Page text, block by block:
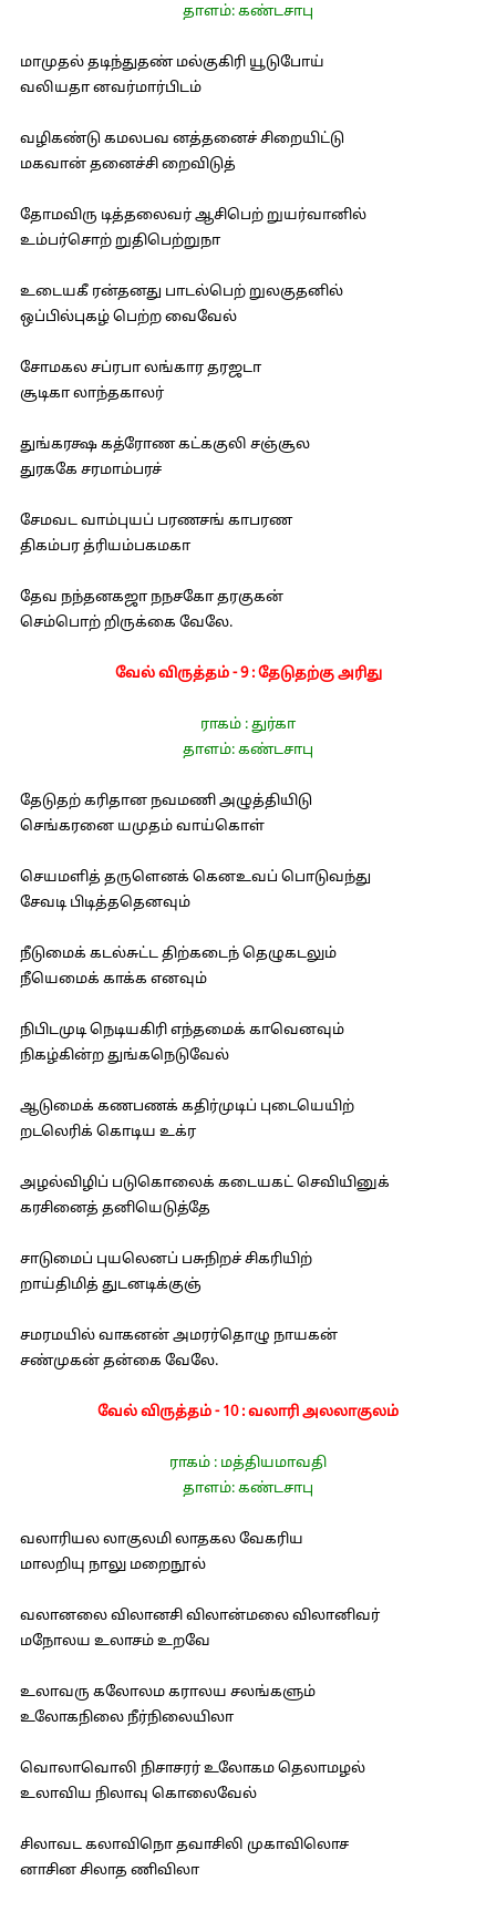
தாளம்: கண்டசாபு
மாமுதல் தடிந்துதண் மல்குகிரி யூடுபோய்
வலியதா னவர்மார்பிடம்
வழிகண்டு கமலபவ னத்தனைச் சிறையிட்டு
மகவான் தனைச்சி றைவிடுத்
தோமவிரு டித்தலைவர் ஆசிபெற் றுயர்வானில்
உம்பர்சொற் றுதிபெற்றுநா
உடையகீ ரன்தனது பாடல்பெற் றுலகுதனில்
ஒப்பில்புகழ் பெற்ற வைவேல்
சோமகல சப்ரபா லங்கார தரஜடா
சூடிகா லாந்தகாலர்
துங்கரக்ஷ கத்ரோண கட்ககுலி சஞ்சூல
துரககே சரமாம்பரச்
சேமவட வாம்புயப் பரணசங் காபரண
திகம்பர த்ரியம்பகமகா
தேவ நந்தனகஜா நநசகோ தரகுகன்
செம்பொற் றிருக்கை வேலே.
வேல் விருத்தம் - 9 : தேடுதற்கு அரிது
ராகம் : துர்கா
தாளம்: கண்டசாபு
தேடுதற் கரிதான நவமணி அழுத்தியிடு
செங்கரனை யமுதம் வாய்கொள்
செயமளித் தருளெனக் கெனஉவப் பொடுவந்து
சேவடி பிடித்ததெனவும்
நீடுமைக் கடல்சுட்ட திற்கடைந் தெழுகடலும்
நீயெமைக் காக்க எனவும்
நிபிடமுடி நெடியகிரி எந்தமைக் காவெனவும்
நிகழ்கின்ற துங்கநெடுவேல்
ஆடுமைக் கணபணக் கதிர்முடிப் புடையெயிற்
றடலெரிக் கொடிய உக்ர
அழல்விழிப் படுகொலைக் கடையகட் செவியினுக்
கரசினைத் தனியெடுத்தே
சாடுமைப் புயலெனப் பசுநிறச் சிகரியிற்
றாய்திமித் துடனடிக்குஞ்
சமரமயில் வாகனன் அமரர்தொழு நாயகன்
சண்முகன் தன்கை வேலே.
வேல் விருத்தம் - 10 : வலாரி அலலாகுலம்
ராகம் : மத்தியமாவதி
தாளம்: கண்டசாபு
வலாரியல லாகுலமி லாதகல வேகரிய
மாலறியு நாலு மறைநூல்
வலானலை விலானசி விலான்மலை விலானிவர்
மநோலய உலாசம் உறவே
உலாவரு கலோலம கராலய சலங்களும்
உலோகநிலை நீர்நிலையிலா
வொலாவொலி நிசாசரர் உலோகம தெலாமழல்
உலாவிய நிலாவு கொலைவேல்
சிலாவட கலாவிநொ தவாசிலி முகாவிலொச
னாசின சிலாத ணிவிலா